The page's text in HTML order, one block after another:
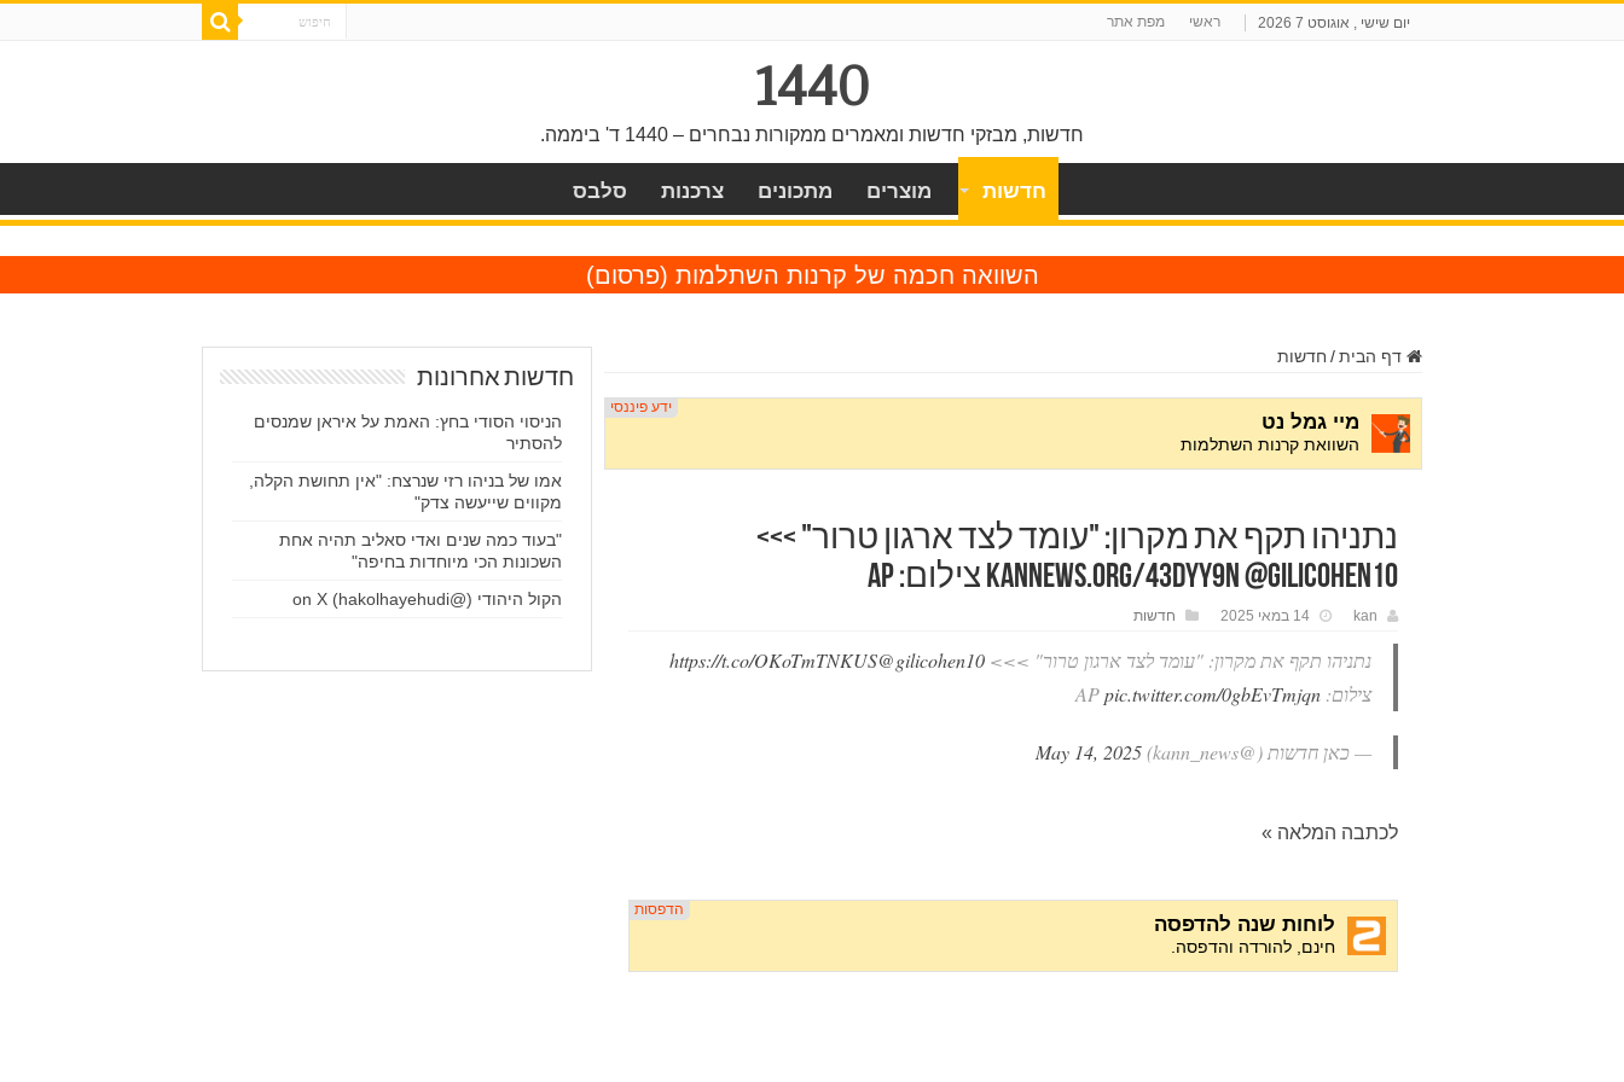
יום שישי , אוגוסט 7 2026 ראשי מפת אתר
1440
חדשות, מבזקי חדשות ומאמרים ממקורות נבחרים – 1440 ד' ביממה.
חדשות מוצרים מתכונים צרכנות סלבס
השוואה חכמה של קרנות השתלמות (פרסום)
דף הבית/ חדשות
נתניהו תקף את מקרון: "עומד לצד ארגון טרור" >>>
kannews.org/43dYY9n @gilicohen10 צילום: AP
kan 14 במאי 2025 חדשות
נתניהו תקף את מקרון: "עומד לצד ארגון טרור" >>> https://t.co/OKoTmTNKUS@gilicohen10
צילום: AP pic.twitter.com/0gbEvTmjqn
— כאן חדשות (@kann_news) May 14, 2025
לכתבה המלאה »
חדשות אחרונות
הניסוי הסודי בחץ: האמת על איראן שמנסים
להסתיר
אמו של בניהו רזי שנרצח: "אין תחושת הקלה,
מקווים שייעשה צדק"
"בעוד כמה שנים ואדי סאליב תהיה אחת
השכונות הכי מיוחדות בחיפה"
הקול היהודי (@hakolhayehudi) on X